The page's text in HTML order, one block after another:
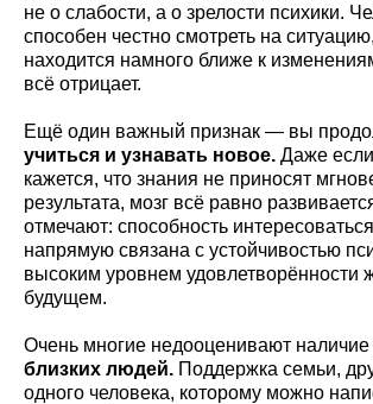
не о слабости, а о зрелости психики.
способен честно смотреть на
находится намного ближе к
всё отрицает.
Ещё один важный признак — вы
учиться и узнавать новое. Даже
кажется, что знания не приносят
результата, мозг всё равно
отмечают: способность
напрямую связана с устойчивостью
высоким уровнем удовлетворённости
будущем.
Очень многие недооценивают наличие
близких людей. Поддержка семьи,
одного человека, которому можно